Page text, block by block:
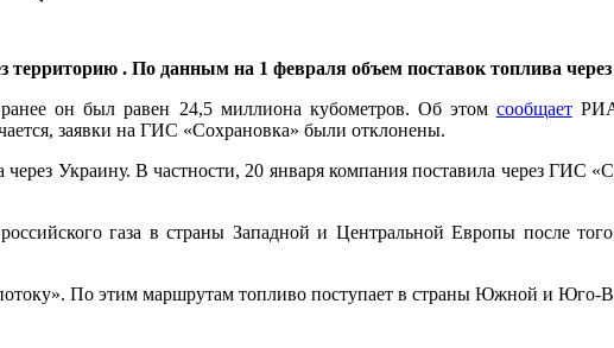
территорию . По данным на 1 февраля объем поставок топлива
он был равен 24,5 миллиона кубометров. Об этом сообщаетРИА
заявки на ГИС «Сохрановка» были отклонены.
Украину. В частности, 20 января компания поставила через ГИС
газа в страны Западной и Центральной Европы после
По этим маршрутам топливо поступает в страны Южной и Юго-